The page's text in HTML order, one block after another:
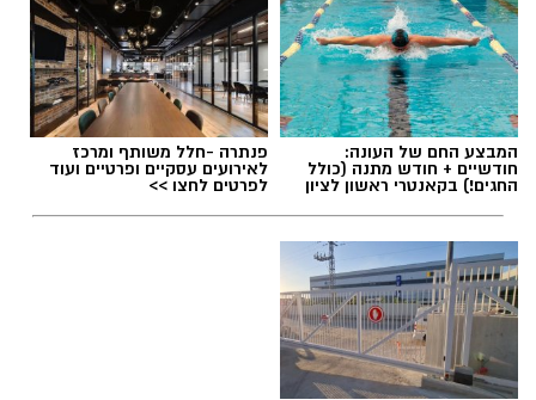
תוכן שיווקי / 09:49 05.08.26
המבצע החם של העונה:
חודשיים + חודש מתנה (כולל
החגים!) בקאנטרי ראשון לציון
פנתרה -חלל משותף ומרכז
לאירועים עסקיים ופרטיים ועוד
לפרטים לחצו >>